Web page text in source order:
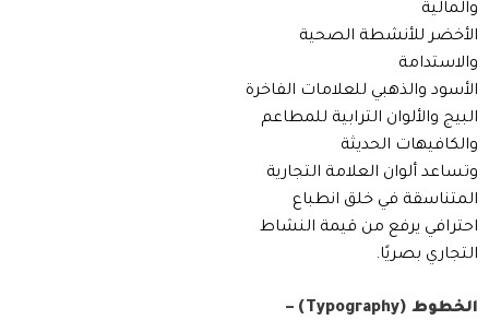
والمالية
الأخضر للأنشطة الصحية
والاستدامة
الأسود والذهبي للعلامات الفاخرة
البيج والألوان الترابية للمطاعم
والكافيهات الحديثة
وتساعد ألوان العلامة التجارية
المتناسقة في خلق انطباع
احترافي يرفع من قيمة النشاط
التجاري بصريًا.
الخطوط (Typography) –